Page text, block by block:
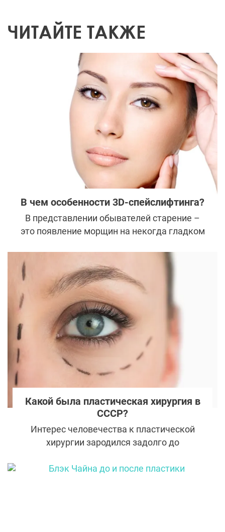
ЧИТАЙТЕ ТАКЖЕ
В чем особенности 3D-спейслифтинга?
В представлении обывателей старение –
это появление морщин на некогда гладком
профессионалы в области пластической
хирургии говорят, что возрастные
изменения на лице не ограничиваются
только провисанием тканей – меняется
весь лицевой скелет.
Какой была пластическая хирургия в
СССР?
Интерес человечества к пластической
хирургии зародился задолго до
внешней красоте. Уже в IV веке н. э. была